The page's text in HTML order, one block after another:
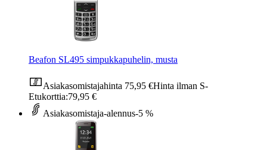
Beafon SL495 simpukkapuhelin, musta
Asiakasomistajahinta 75,95 €Hinta ilman S-
Etukorttia:79,95 €
Asiakasomistaja-alennus-5 %